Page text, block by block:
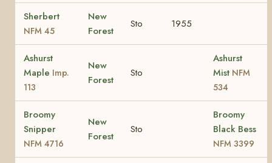
Sherbert
NFM 45
New
Forest
Sto 1955
Ashurst
Maple Imp.
113
New
Forest
Sto
Ashurst
Mist NFM
534
Broomy
Snipper
NFM 4716
New
Forest
Sto
Broomy
Black Bess
NFM 3399